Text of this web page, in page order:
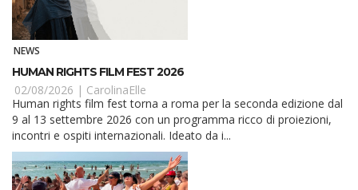
NEWS
HUMAN RIGHTS FILM FEST 2026
02/08/2026 | CarolinaElle
Human rights film fest torna a roma per la seconda edizione dal
9 al 13 settembre 2026 con un programma ricco di proiezioni,
incontri e ospiti internazionali. Ideato da i...